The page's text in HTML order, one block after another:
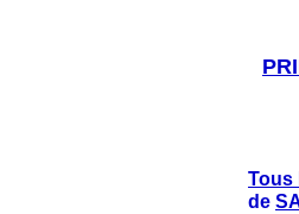
Tous
de